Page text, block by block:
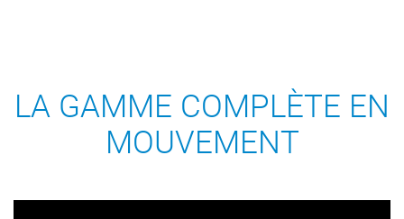
LA GAMME COMPLÈTE EN
MOUVEMENT